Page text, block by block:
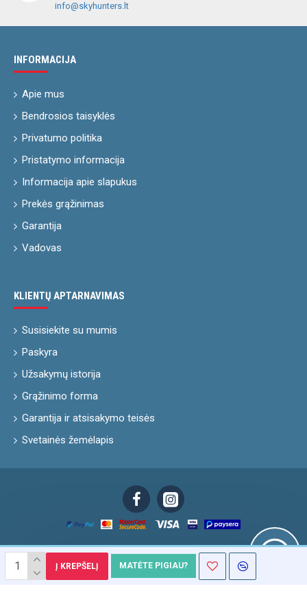
Į KREPŠELĮ MATĖTE PIGIAU?
info@skyhunters.lt
INFORMACIJA
Apie mus
Bendrosios taisyklės
Privatumo politika
Pristatymo informacija
Informacija apie slapukus
Prekės grąžinimas
Garantija
Vadovas
KLIENTŲ APTARNAVIMAS
Susisiekite su mumis
Paskyra
Užsakymų istorija
Grąžinimo forma
Garantija ir atsisakymo teisės
Svetainės žemėlapis
Skyhunters.lt © 2015 - 2026. Kopijuoti ir publikuoti informaciją be SIA „Levenhuk
Baltic“ leidimo griežtai draudžiama